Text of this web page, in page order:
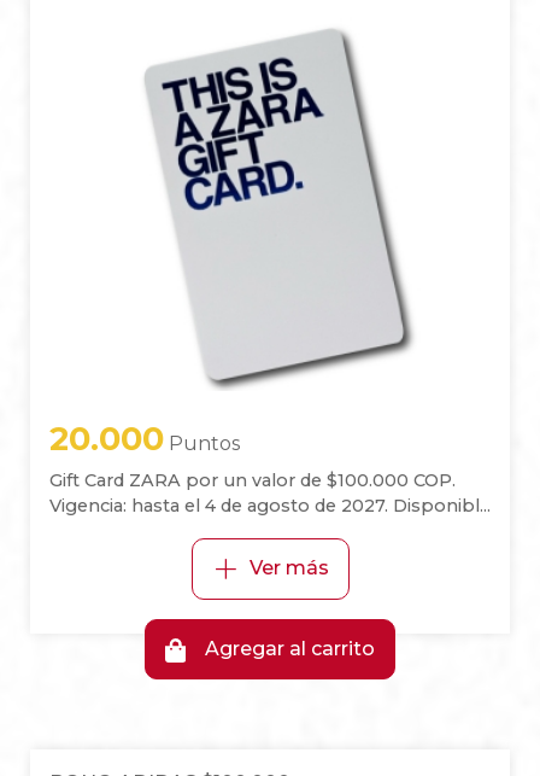
20.000 Puntos
Gift Card ZARA por un valor de $100.000 COP.
Vigencia: hasta el 4 de agosto de 2027. Disponibl...
+ Ver más
Agregar al carrito